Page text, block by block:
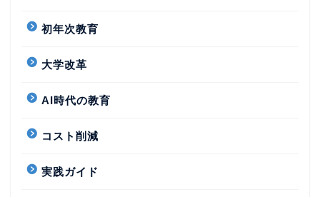
初年次教育
大学改革
AI時代の教育
コスト削減
実践ガイド